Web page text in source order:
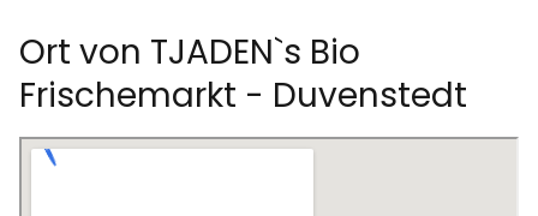
Ort von TJADEN`s Bio
Frischemarkt - Duvenstedt